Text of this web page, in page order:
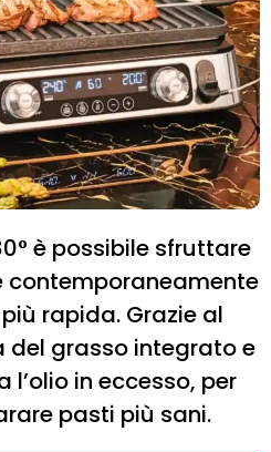
è possibile sfruttare
contemporaneamente
rapida. Grazie al
grasso integrato e
l’olio in eccesso, per
pasti più sani.